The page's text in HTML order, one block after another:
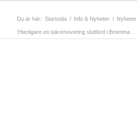
Du är här: Startsida / Info & Nyheter / Nyheter
Ytterligare en takrenovering slutförd i Bromma